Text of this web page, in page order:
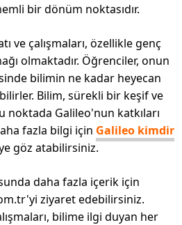
bir dönüm noktasıdır.
ve çalışmaları, özellikle genç
olmaktadır. Öğrenciler, onun
bilimin ne kadar heyecan
Bilim, sürekli bir keşif ve
Galileo'nun katkıları
fazla bilgi için Galileo kimdir
göz atabilirsiniz.
daha fazla içerik için
ziyaret edebilirsiniz.
bilime ilgi duyan her